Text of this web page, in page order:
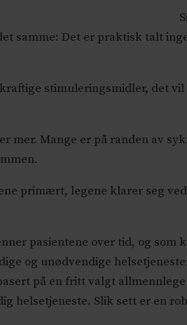
samme: Det er praktisk talt
stimuleringsmidler, det
mer. Mange er på randen av
primært, legene klarer seg
pasientene over tid, og som
og unødvendige
på en fritt valgt
helsetjeneste. Slik sett er en